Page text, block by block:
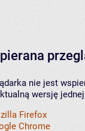
nie jest
wersję
Firefox
Chrome